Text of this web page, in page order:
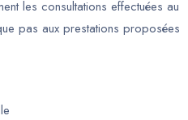
les consultations effectuées au
pas aux prestations proposées